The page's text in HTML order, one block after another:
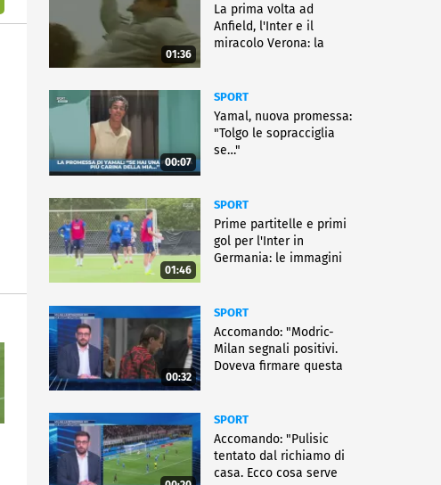
01:36
La prima volta ad
Anfield, l'Inter e il
miracolo Verona: la
00:07
SPORT
Yamal, nuova promessa:
"Tolgo le sopracciglia
se…"
01:46
SPORT
Prime partitelle e primi
gol per l'Inter in
Germania: le immagini
00:32
SPORT
Accomando: "Modric-
Milan segnali positivi.
Doveva firmare questa
SPORT
Accomando: "Pulisic
tentato dal richiamo di
casa. Ecco cosa serve